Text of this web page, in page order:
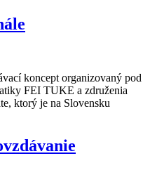
koncept organizovaný pod
FEI TUKE a združenia
ktorý je na Slovensku